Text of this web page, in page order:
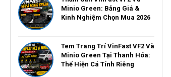
Minio Green: Bảng Giá &
Kinh Nghiệm Chọn Mua 2026
Tem Trang Trí VinFast VF2 Và
Minio Green Tại Thanh Hóa:
Thể Hiện Cá Tính Riêng